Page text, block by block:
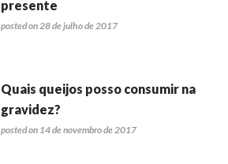
presente
posted on 28 de julho de 2017
Quais queijos posso consumir na
gravidez?
posted on 14 de novembro de 2017